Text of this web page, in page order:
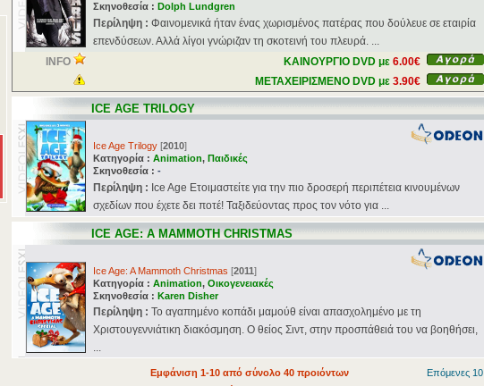
Σκηνοθεσία : Dolph Lundgren
Περίληψη : Φαινομενικά ήταν ένας χωρισμένος πατέρας που δούλευε σε εταιρία
επενδύσεων. Αλλά λίγοι γνώριζαν τη σκοτεινή του πλευρά. ...
INFO
ΚΑΙΝΟΥΡΓΙΟ DVD με 6.00€
ΜΕΤΑΧΕΙΡΙΣΜΕΝΟ DVD με 3.90€
ICE AGE TRILOGY
Ice Age Trilogy [2010]
Κατηγορία : Animation, Παιδικές
Σκηνοθεσία : -
Περίληψη : Ιce Age Eτοιμαστείτε για την πιο δροσερή περιπέτεια κινουμένων
σχεδίων που έχετε δει ποτέ! Ταξιδεύοντας προς τον νότο για ...
ICE AGE: A MAMMOTH CHRISTMAS
Ice Age: A Mammoth Christmas [2011]
Κατηγορία : Animation, Οικογενειακές
Σκηνοθεσία : Karen Disher
Περίληψη : Το αγαπημένο κοπάδι μαμούθ είναι απασχολημένο με τη
Χριστουγεννιάτικη διακόσμηση. Ο θείος Σιντ, στην προσπάθειά του να βοηθήσει,
...
Εμφάνιση 1-10 από σύνολο 40 προιόντων
Επόμενες 10